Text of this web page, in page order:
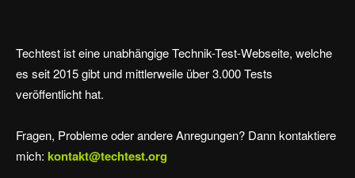
Techtest ist eine unabhängige Technik-Test-Webseite, welche
es seit 2015 gibt und mittlerweile über 3.000 Tests
veröffentlicht hat.
Fragen, Probleme oder andere Anregungen? Dann kontaktiere
mich: kontakt@techtest.org